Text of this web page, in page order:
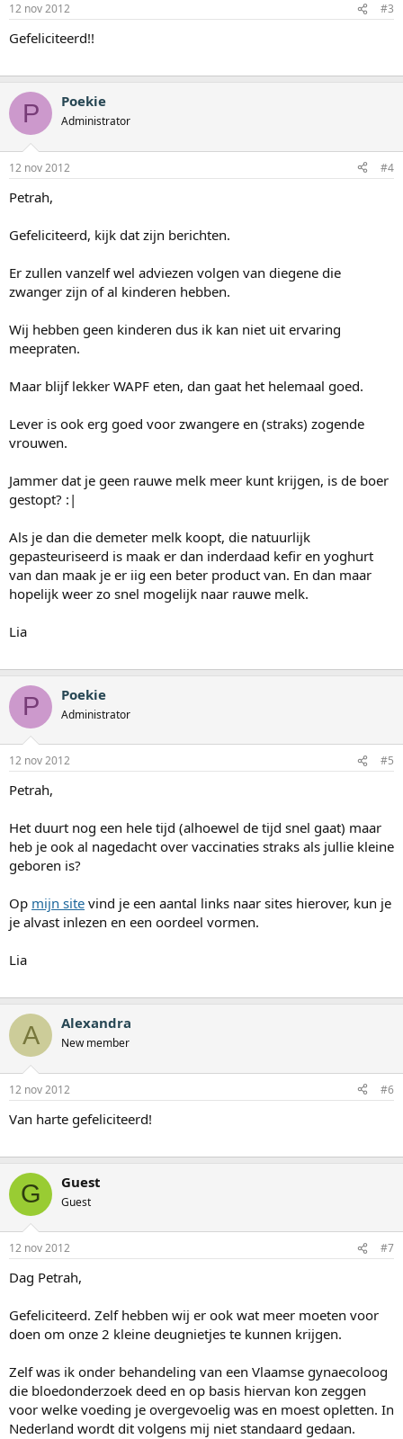
12 nov 2012 #3
Gefeliciteerd!!
P Poekie
Administrator
12 nov 2012 #4
Petrah,
Gefeliciteerd, kijk dat zijn berichten.
Er zullen vanzelf wel adviezen volgen van diegene die
zwanger zijn of al kinderen hebben.
Wij hebben geen kinderen dus ik kan niet uit ervaring
meepraten.
Maar blijf lekker WAPF eten, dan gaat het helemaal goed.
Lever is ook erg goed voor zwangere en (straks) zogende
vrouwen.
Jammer dat je geen rauwe melk meer kunt krijgen, is de boer
gestopt? :|
Als je dan die demeter melk koopt, die natuurlijk
gepasteuriseerd is maak er dan inderdaad kefir en yoghurt
van dan maak je er iig een beter product van. En dan maar
hopelijk weer zo snel mogelijk naar rauwe melk.
Lia
P Poekie
Administrator
12 nov 2012 #5
Petrah,
Het duurt nog een hele tijd (alhoewel de tijd snel gaat) maar
heb je ook al nagedacht over vaccinaties straks als jullie kleine
geboren is?
Op mijn site vind je een aantal links naar sites hierover, kun je
je alvast inlezen en een oordeel vormen.
Lia
A Alexandra
New member
12 nov 2012 #6
Van harte gefeliciteerd!
G Guest
Guest
12 nov 2012 #7
Dag Petrah,
Gefeliciteerd. Zelf hebben wij er ook wat meer moeten voor
doen om onze 2 kleine deugnietjes te kunnen krijgen.
Zelf was ik onder behandeling van een Vlaamse gynaecoloog
die bloedonderzoek deed en op basis hiervan kon zeggen
voor welke voeding je overgevoelig was en moest opletten. In
Nederland wordt dit volgens mij niet standaard gedaan.